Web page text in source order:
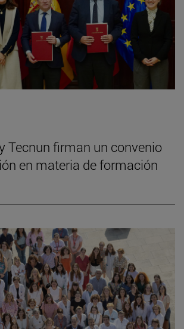
Tecnun firman un convenio
en materia de formación